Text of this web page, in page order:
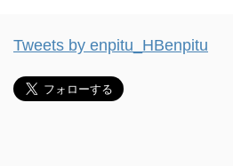
Tweets by enpitu_HBenpitu